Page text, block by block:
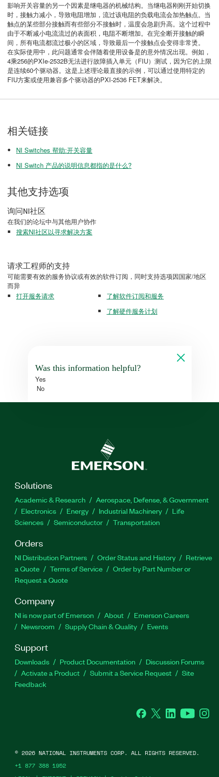
影响开关容量的另一个因素是继电器的机械结构。当继电器刚刚开始切换
时，接触力减小，导致电阻增加，流过该电阻的负载电流会加热触点。当
触点的某些部分接触而有些部分不接触时，温度会急剧升高。这个过程中
由于不断减小电流流过的表面积，电阻不断增加。在完全断开接触的瞬
间，所有电流都流过极小的区域，导致最后一个接触点会变得非常烫。
在实际使用中，此问题通常会伴随着使用设备是的意外情况出现。例如，
4乘256的PXIe-2532B无法进行故障插入单元（FIU）测试，因为它的上限
是连续60个驱动器。这是上述理论最直接的示例，可以通过使用特定的
FIU方案或使用兼容多个驱动器的PXI-2536 FET来解决。
相关链接
NI Switches 帮助:开关容量
NI Switch 产品的说明信息都指的是什么?
其他支持选项
询问NI社区
在我们的论坛中与其他用户协作
搜索NI社区以寻求解决方案
请求工程师的支持
可能需要有效的服务协议或有效的软件订阅，同时支持选项因国家/地区
而异
打开服务请求
了解软件订阅和服务
了解硬件服务计划
Was this information helpful?
Yes
No
Solutions
Academic & Research
Aerospace, Defense, & Government
Electronics
Energy Industrial Machinery
Life
Sciences
Semiconductor Transportation
Orders
NI Distribution Partners Order Status and History
Retrieve
a Quote
Terms of Service
Order by Part Number or
Request a Quote
Company
NI is now part of Emerson About
Emerson Careers
Newsroom
Supply Chain & Quality Events
Support
Downloads Product Documentation
Discussion Forums
Activate a Product
Submit a Service Request
Site
Feedback
Facebook
Twitter LinkedInYouTube
© 2026 NATIONAL INSTRUMENTS CORP. ALL RIGHTS RESERVED.
+1 877 388 1952